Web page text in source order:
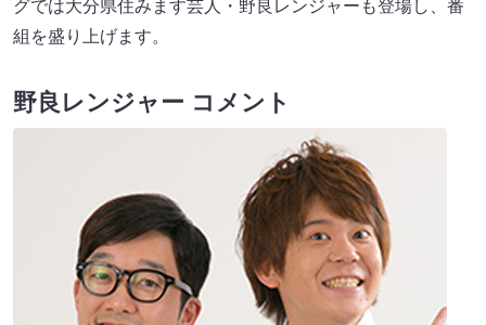
グでは大分県住みます芸人・野良レンジャーも登場し、番
組を盛り上げます。
野良レンジャー コメント